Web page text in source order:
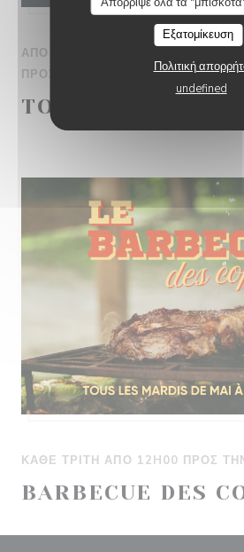
Εξατομίκευση
Πολιτική
undefined
ΑΠΌ 13/01/2026 ΠΡΟΣ ΤΗΝ 31/
ΠΡΟΣ ΤΗΝ 00H00
TOUTE LA
ΚΑΘΕ ΤΡΊΤΗ ΑΠΌ 12H00 ΠΡΟΣ
BARBECUE DES